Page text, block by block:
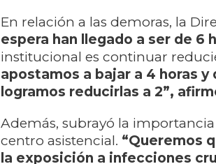
En relación a las demoras, la
espera han llegado a ser de 6
institucional es continuar
apostamos a bajar a 4 horas
logramos reducirlas a 2”,
Además, subrayó la
centro asistencial. “Queremos
la exposición a infecciones